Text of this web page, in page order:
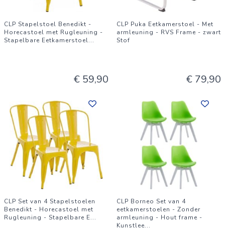
CLP Stapelstoel Benedikt -
Horecastoel met Rugleuning -
Stapelbare Eetkamerstoel...
€ 59,90
CLP Puka Eetkamerstoel - Met
armleuning - RVS Frame - zwart
Stof
€ 79,90
CLP Set van 4 Stapelstoelen
Benedikt - Horecastoel met
Rugleuning - Stapelbare E...
CLP Borneo Set van 4
eetkamerstoelen - Zonder
armleuning - Hout frame -
Kunstlee...